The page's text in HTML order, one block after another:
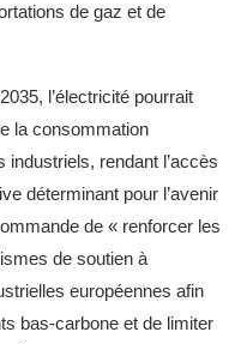
de gaz et de
l’électricité pourrait
la consommation
rendant l’accès
déterminant pour l’avenir
de « renforcer les
de soutien à
européennes afin
bas-carbone et de limiter